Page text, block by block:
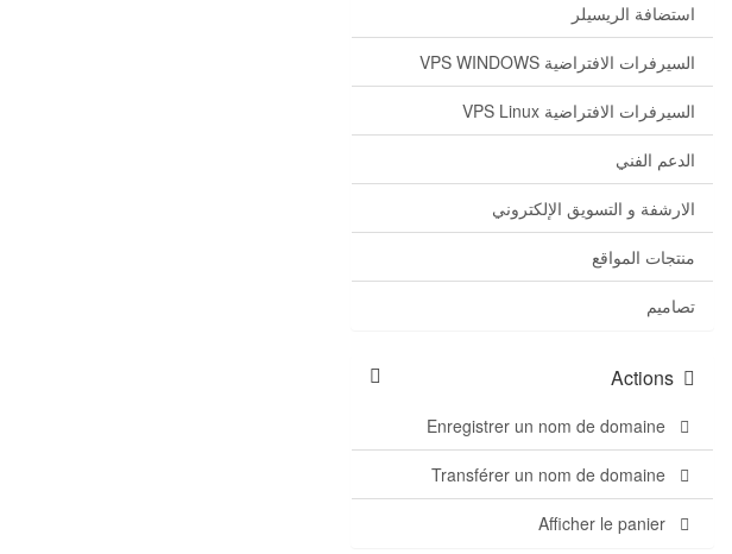
استضافة الريسيلر
السيرفرات الافتراضية VPS WINDOWS
السيرفرات الافتراضية VPS Linux
الدعم الفني
الارشفة و التسويق الإلكتروني
منتجات المواقع
تصاميم
Enregistrer un nom de domaine
Transférer un nom de domaine
Afficher le panier